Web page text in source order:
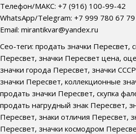
Телефон/МАКС: +7 (916) 100-99-42
WhatsApp/Telegram: +7 999 780 67 79
Email: mirantikvar@yandex.ru
Сео-теги: продать значки Пересвет,
Пересвет, значки Пересвет цена,
значки города Пересвет, значки
значки Пересвет, коллекционные
продать значки Пересвет, скупка
продать нагрудный знак Пересвет,
Пересвет, знаки отличия Пересвет,
Пересвет, значки космодром